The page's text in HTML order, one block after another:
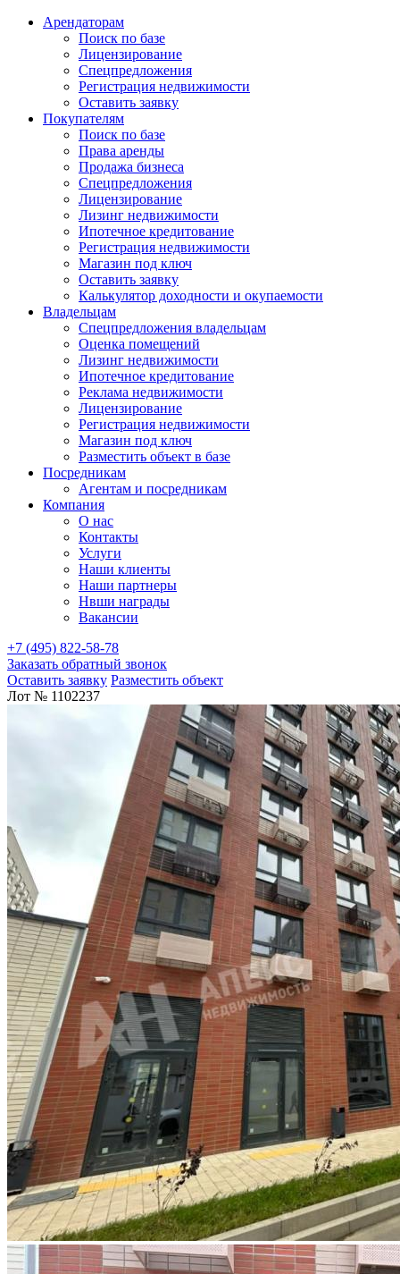
Арендаторам
Поиск по базе
Лицензирование
Спецпредложения
Регистрация недвижимости
Оставить заявку
Покупателям
Поиск по базе
Права аренды
Продажа бизнеса
Спецпредложения
Лицензирование
Лизинг недвижимости
Ипотечное кредитование
Регистрация недвижимости
Магазин под ключ
Оставить заявку
Калькулятор доходности и окупаемости
Владельцам
Спецпредложения владельцам
Оценка помещений
Лизинг недвижимости
Ипотечное кредитование
Реклама недвижимости
Лицензирование
Регистрация недвижимости
Магазин под ключ
Разместить объект в базе
Посредникам
Агентам и посредникам
Компания
О нас
Контакты
Услуги
Наши клиенты
Наши партнеры
Нвши награды
Вакансии
+7 (495) 822-58-78
Заказать обратный звонок
Оставить заявку Разместить объект
Лот № 1102237